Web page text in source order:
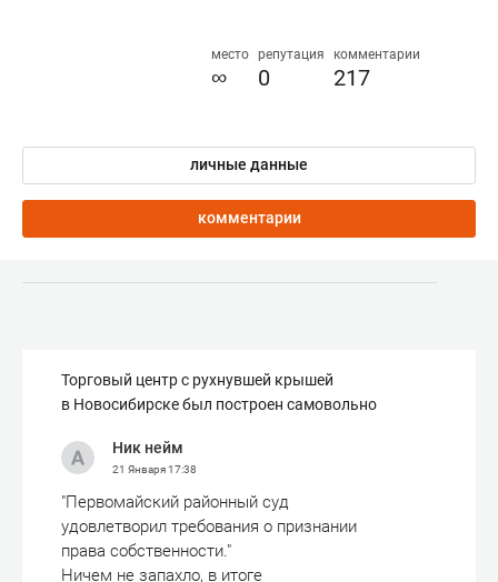
место
∞
репутация
0
комментарии
217
личные данные
комментарии
Торговый центр с рухнувшей крышей
в Новосибирске был построен самовольно
Ник нейм
21 Января17:38
"Первомайский районный суд
удовлетворил требования о признании
права собственности."
Ничем не запахло, в итоге